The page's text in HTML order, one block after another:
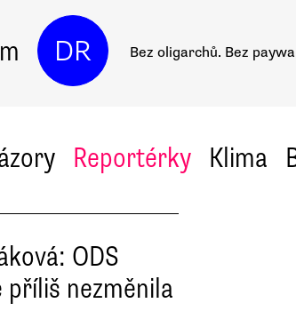
DR Bez oligarchů. Bez
Reportérky Klima
ODS
příliš nezměnila